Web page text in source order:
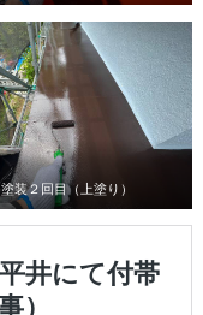
塗装２回目（上塗り）